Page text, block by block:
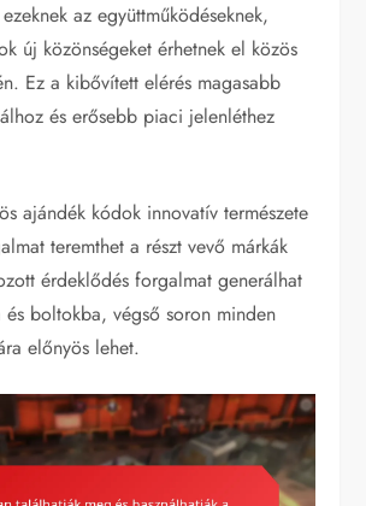
az együttműködéseknek,
új közönségeket érhetnek el közös
Ez a kibővített elérés magasabb
és erősebb piaci jelenléthez
ajándék kódok innovatív természete
teremthet a részt vevő márkák
érdeklődés forgalmat generálhat
boltokba, végső soron minden
előnyös lehet.